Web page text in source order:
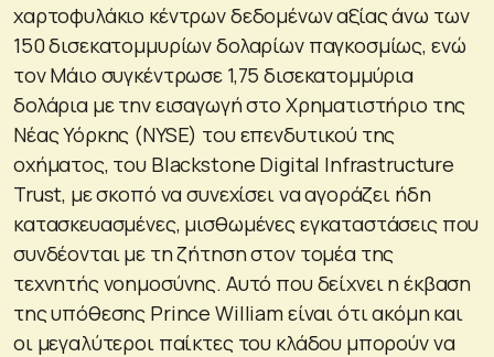
χαρτοφυλάκιο κέντρων δεδομένων αξίας άνω των
150 δισεκατομμυρίων δολαρίων παγκοσμίως, ενώ
τον Μάιο συγκέντρωσε 1,75 δισεκατομμύρια
δολάρια με την εισαγωγή στο Χρηματιστήριο της
Νέας Υόρκης (NYSE) του επενδυτικού της
οχήματος, του Blackstone Digital Infrastructure
Trust, με σκοπό να συνεχίσει να αγοράζει ήδη
κατασκευασμένες, μισθωμένες εγκαταστάσεις που
συνδέονται με τη ζήτηση στον τομέα της
τεχνητής νοημοσύνης. Αυτό που δείχνει η έκβαση
της υπόθεσης Prince William είναι ότι ακόμη και
οι μεγαλύτεροι παίκτες του κλάδου μπορούν να